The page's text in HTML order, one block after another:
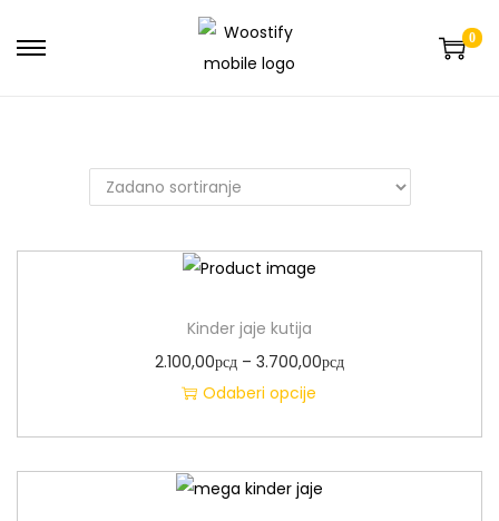
0
Kinder jaje kutija
2.100,00рсд – 3.700,00рсд
Odaberi opcije